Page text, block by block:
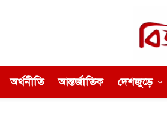
অর্থনীতি আন্তর্জাতিক দেশজুড়ে